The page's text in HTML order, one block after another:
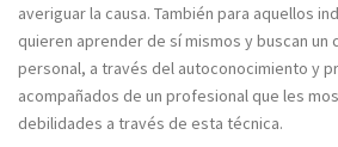
averiguar la causa. También para aquellos
quieren aprender de sí mismos y buscan un
personal, a través del autoconocimiento y
acompañados de un profesional que les
debilidades a través de esta técnica.